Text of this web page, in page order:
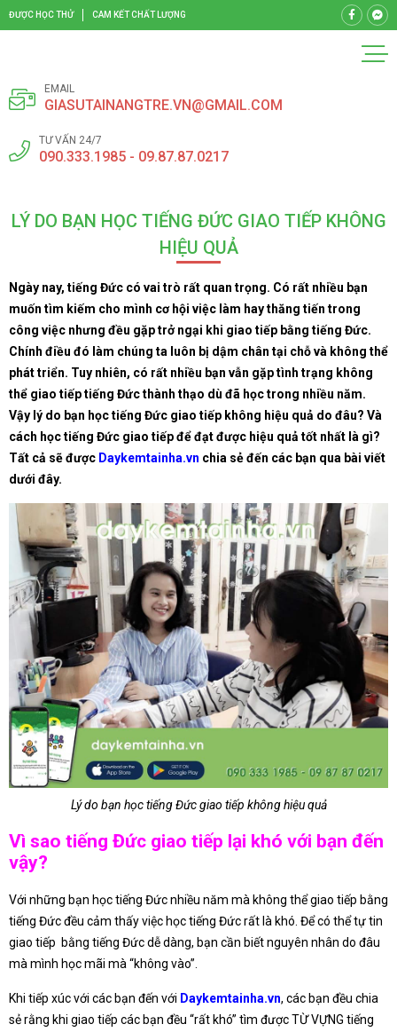
ĐƯỢC HỌC THỬ CAM KẾT CHẤT LƯỢNG
EMAIL
GIASUTAINANGTRE.VN@GMAIL.COM
TƯ VẤN 24/7
090.333.1985 - 09.87.87.0217
LÝ DO BẠN HỌC TIẾNG ĐỨC GIAO TIẾP KHÔNG
HIỆU QUẢ
Ngày nay, tiếng Đức có vai trò rất quan trọng. Có rất nhiều bạn
muốn tìm kiếm cho mình cơ hội việc làm hay thăng tiến trong
công việc nhưng đều gặp trở ngại khi giao tiếp bằng tiếng Đức.
Chính điều đó làm chúng ta luôn bị dậm chân tại chỗ và không thể
phát triển. Tuy nhiên, có rất nhiều bạn vẫn gặp tình trạng không
thể giao tiếp tiếng Đức thành thạo dù đã học trong nhiều năm.
Vậy lý do bạn học tiếng Đức giao tiếp không hiệu quả do đâu? Và
cách học tiếng Đức giao tiếp để đạt được hiệu quả tốt nhất là gì?
Tất cả sẽ được Daykemtainha.vn chia sẻ đến các bạn qua bài viết
dưới đây.
Lý do bạn học tiếng Đức giao tiếp không hiệu quả
Vì sao tiếng Đức giao tiếp lại khó với bạn đến
vậy?
Với những bạn học tiếng Đức nhiều năm mà không thể giao tiếp bằng
tiếng Đức đều cảm thấy việc học tiếng Đức rất là khó. Để có thể tự tin
giao tiếp bằng tiếng Đức dễ dàng, bạn cần biết nguyên nhân do đâu
mà mình học mãi mà “không vào”.
Khi tiếp xúc với các bạn đến với Daykemtainha.vn, các bạn đều chia
sẻ rằng khi giao tiếp các bạn đều “rất khó” tìm được TỪ VỰNG tiếng